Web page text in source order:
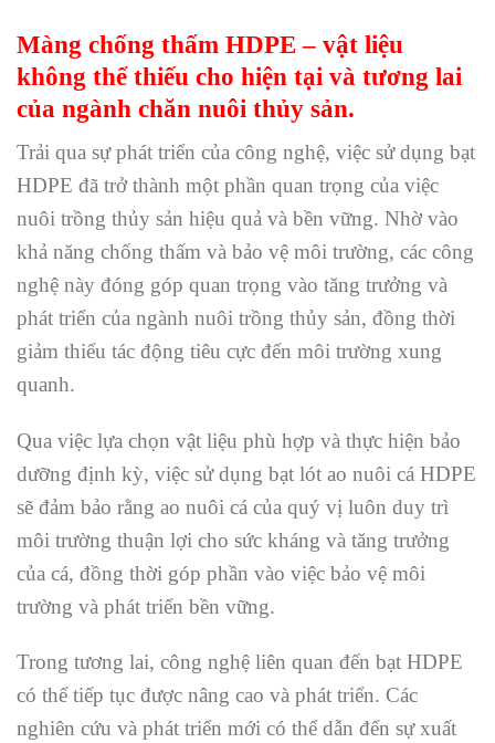
Màng chống thấm HDPE – vật liệu
không thể thiếu cho hiện tại và tương lai
của ngành chăn nuôi thủy sản.
Trải qua sự phát triển của công nghệ, việc sử dụng bạt
HDPE đã trở thành một phần quan trọng của việc
nuôi trồng thủy sản hiệu quả và bền vững. Nhờ vào
khả năng chống thấm và bảo vệ môi trường, các công
nghệ này đóng góp quan trọng vào tăng trưởng và
phát triển của ngành nuôi trồng thủy sản, đồng thời
giảm thiểu tác động tiêu cực đến môi trường xung
quanh.
Qua việc lựa chọn vật liệu phù hợp và thực hiện bảo
dưỡng định kỳ, việc sử dụng bạt lót ao nuôi cá HDPE
sẽ đảm bảo rằng ao nuôi cá của quý vị luôn duy trì
môi trường thuận lợi cho sức kháng và tăng trưởng
của cá, đồng thời góp phần vào việc bảo vệ môi
trường và phát triển bền vững.
Trong tương lai, công nghệ liên quan đến bạt HDPE
có thể tiếp tục được nâng cao và phát triển. Các
nghiên cứu và phát triển mới có thể dẫn đến sự xuất